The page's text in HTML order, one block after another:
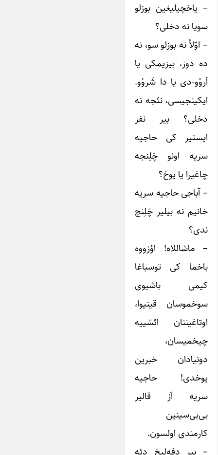
– یاخچیلیغین بوزلو
سویا نه دخلی؟
– اوّلأ نه بوزلو سو، نه
ده دوز، بیزیمکی یا
اَروُو-دی یا دا شَروُو.
ایکینجیسی، نئجه نه
دخلی؟ بیر نفر
ایستیر کی حاجیه
سریه‌ اونو چَلِنجه
چاغیرا یا یوخ؟
– آباجی حاجیه سریه
خانیم نه بیلیر چَلِنج
ندی؟
– ماشاللاه! اؤزووه
باخما کی توسباغا
کیمی باشیوی
سوخموسان قینیوا،
اوتاغیننان ائشییه
چیخمیسان،
دونیادان خبرین
یوخدی! حاجیه
سریه آز قالیر
بی‌بی‌سینین
کارمندی اولسون.
– بیر دفه‌لیخ دئه